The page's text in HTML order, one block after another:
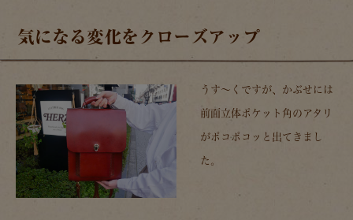
気になる変化をクローズアップ
うす～くですが、かぶせには
前面立体ポケット角のアタリ
がポコポコッと出てきまし
た。